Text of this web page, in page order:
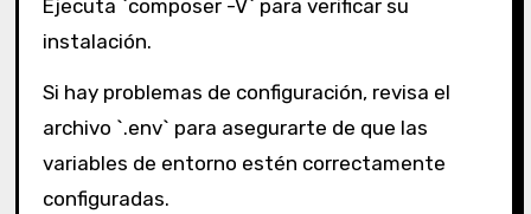
Ejecuta `composer -V` para verificar su
instalación.
Si hay problemas de configuración, revisa el
archivo `.env` para asegurarte de que las
variables de entorno estén correctamente
configuradas.